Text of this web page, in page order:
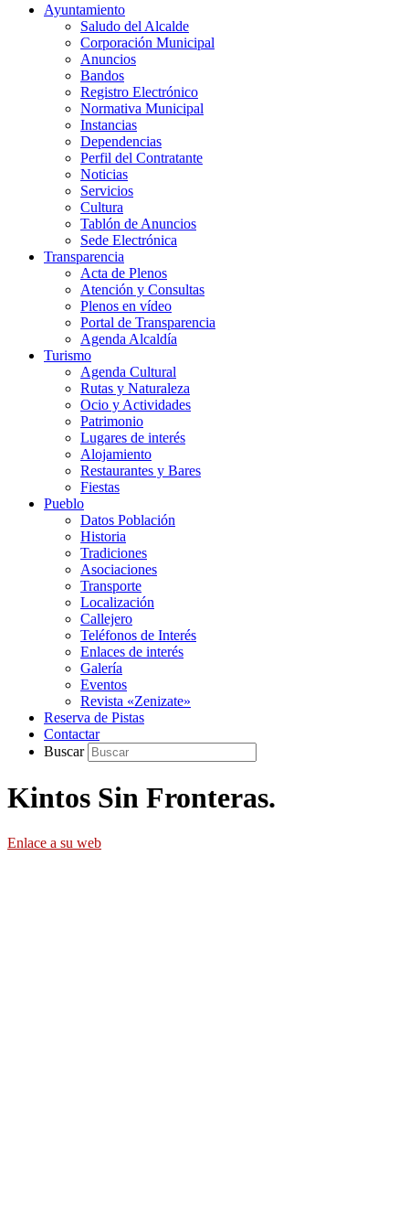
Ayuntamiento
Saludo del Alcalde
Corporación Municipal
Anuncios
Bandos
Registro Electrónico
Normativa Municipal
Instancias
Dependencias
Perfil del Contratante
Noticias
Servicios
Cultura
Tablón de Anuncios
Sede Electrónica
Transparencia
Acta de Plenos
Atención y Consultas
Plenos en vídeo
Portal de Transparencia
Agenda Alcaldía
Turismo
Agenda Cultural
Rutas y Naturaleza
Ocio y Actividades
Patrimonio
Lugares de interés
Alojamiento
Restaurantes y Bares
Fiestas
Pueblo
Datos Población
Historia
Tradiciones
Asociaciones
Transporte
Localización
Callejero
Teléfonos de Interés
Enlaces de interés
Galería
Eventos
Revista «Zenizate»
Reserva de Pistas
Contactar
Buscar
Kintos Sin Fronteras.
Enlace a su web